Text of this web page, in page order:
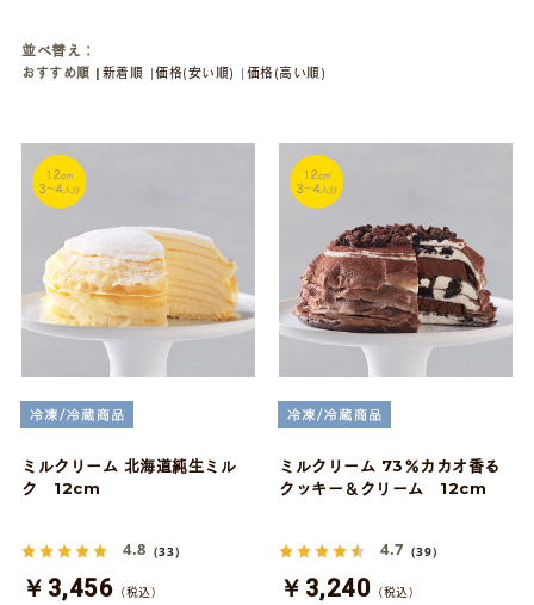
並べ替え：
おすすめ順 新着順 価格(安い順) 価格(高い順)
ミルクリーム 北海道純生ミル
ク 12cm
4.8 （33）
￥3,456 （税込）
ミルクリーム 73％カカオ香る
クッキー＆クリーム 12cm
4.7 （39）
￥3,240 （税込）